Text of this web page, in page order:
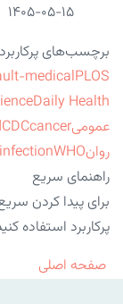
۱۴۰۵-۰۵-۱۵
برچسب‌های پرکاربرد
medicalPLOS
Health
عمومی
CDCcancer
روان
infectionWHO
راهنمای سریع
برای پیدا کردن
پرکاربرد استفاده
صفحه اصلی